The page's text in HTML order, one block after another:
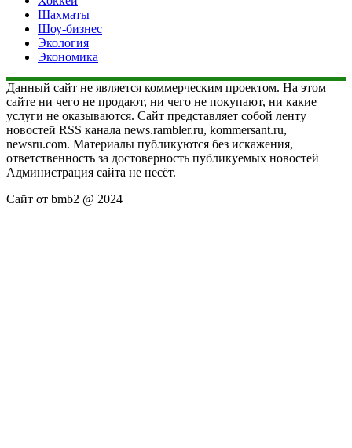
Шахматы
Шоу-бизнес
Экология
Экономика
Данный сайт не является коммерческим проектом. На этом
сайте ни чего не продают, ни чего не покупают, ни какие
услуги не оказываются. Сайт представляет собой ленту
новостей RSS канала news.rambler.ru, kommersant.ru,
newsru.com. Материалы публикуются без искажения,
ответственность за достоверность публикуемых новостей
Администрация сайта не несёт.
Сайт от bmb2 @ 2024